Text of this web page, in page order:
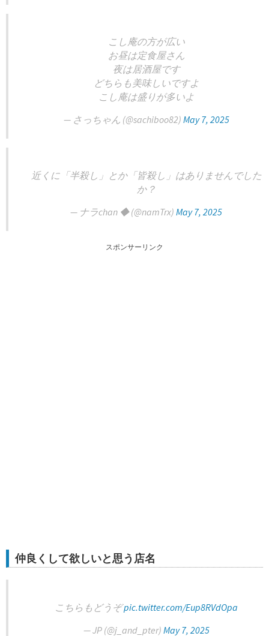
こし庵の方が広い
お昼は定食屋さん
夜は居酒屋です
どちらも美味しいですよ
こし庵は盛りが多いよ
— さっちゃん (@sachiboo82) May 7, 2025
近くに「半殺し」とか「皆殺し」はありませんでした
か？
— ナラchan ◆ (@namTrx) May 7, 2025
スポンサーリンク
仲良くして欲しいと思う店名
こちらもどうぞpic.twitter.com/Eup8RVdOpa
— JP (@j_and_pter) May 7, 2025